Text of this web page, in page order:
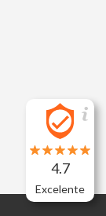
4.7
Excelente